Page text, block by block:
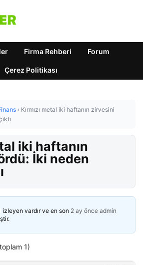
Firma Rehberi Forum
Çerez Politikası
› Kırmızı metal iki haftanın zirvesini
iki haftanın
İki neden
izleyen vardır ve en son 2 ay önce admin
1)